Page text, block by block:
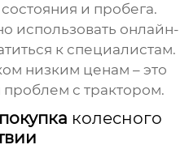
и пробега.
использовать онлайн-
к специалистам.
низким ценам – это
с трактором.
колесного